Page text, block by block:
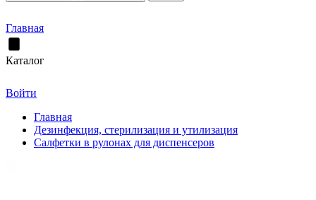
Главная
Каталог
Войти
Главная
Дезинфекция, стерилизация и утилизация
Салфетки в рулонах для диспенсеров